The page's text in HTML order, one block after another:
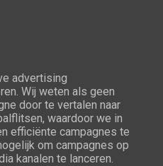
advertising
Wij weten als geen
door te vertalen naar
waardoor we in
efficiënte campagnes te
om campagnes op
kanalen te lanceren.